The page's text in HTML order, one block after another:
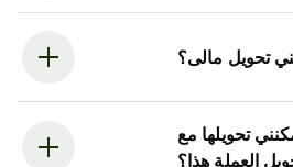
تحويل مالى؟
تحويلها مع
العملة هذا؟